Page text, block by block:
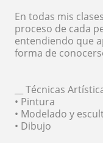
En todas mis
proceso de cada
entendiendo que
forma de
__ Técnicas
• Pintura
• Modelado y
• Dibujo